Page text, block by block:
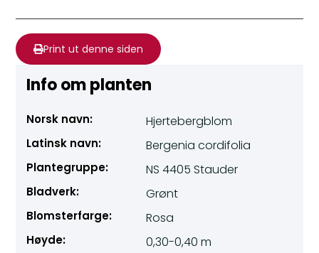
Print ut denne siden
Info om planten
Norsk navn: Hjertebergblom
Latinsk navn: Bergenia cordifolia
Plantegruppe: NS 4405 Stauder
Bladverk: Grønt
Blomsterfarge: Rosa
Høyde: 0,30-0,40 m